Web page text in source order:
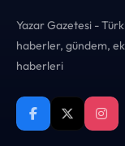
Yazar Gazetesi -
haberler, gündem,
haberleri